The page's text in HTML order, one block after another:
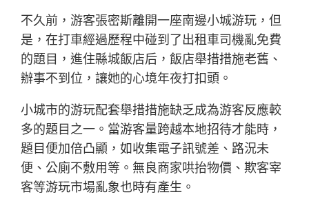
不久前，游客張密斯離開一座南邊小城游玩，但
是，在打車經過歷程中碰到了出租車司機亂免費
的題目，進住縣城飯店后，飯店舉措措施老舊、
辦事不到位，讓她的心境年夜打扣頭。
小城市的游玩配套舉措措施缺乏成為游客反應較
多的題目之一。當游客量跨越本地招待才能時，
題目便加倍凸顯，如收集電子訊號差、路況未
便、公廁不敷用等。無良商家哄抬物價、欺客宰
客等游玩市場亂象也時有產生。